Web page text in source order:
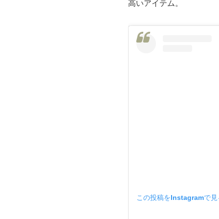
高いアイテム。
この投稿をInstagramで見